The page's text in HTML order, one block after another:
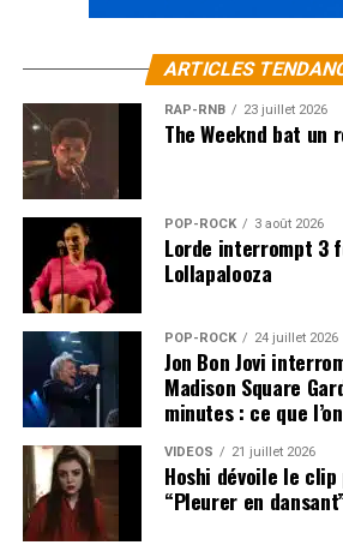
ARTICLES
RAP-RNB 23 juillet 2026
The Weeknd bat un
POP-ROCK 3 août 2026
Lorde interrompt 3
Lollapalooza
POP-ROCK 24 juillet 2026
Jon Bon Jovi
Madison Square
minutes : ce que
VIDEOS 21 juillet 2026
Hoshi dévoile le
“Pleurer en